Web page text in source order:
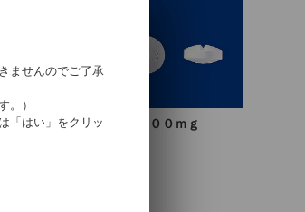
ア
オスポロット錠２００ｍｇ
ませんのでご了承
。）
「はい」をクリッ